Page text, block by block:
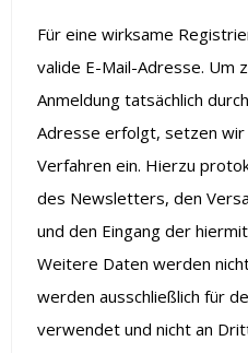
Für eine wirksame
valide E-Mail-Adresse. Um
Anmeldung tatsächlich
Adresse erfolgt, setzen wir
Verfahren ein. Hierzu
des Newsletters, den
und den Eingang der
Weitere Daten werden
werden ausschließlich für
verwendet und nicht an